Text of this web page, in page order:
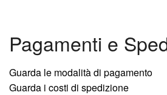
Pagamenti e
Guarda le modalità di pagamento
Guarda i costi di spedizione